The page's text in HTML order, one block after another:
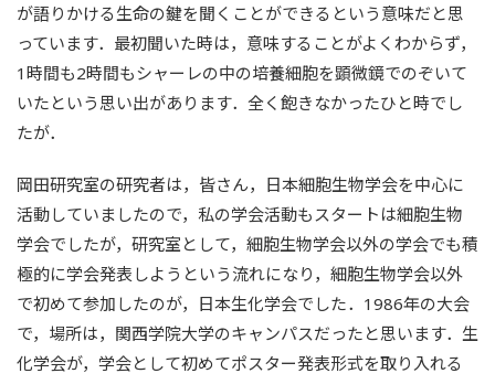
が語りかける生命の鍵を聞くことができるという意味だと思
っています．最初聞いた時は，意味することがよくわからず，
1時間も2時間もシャーレの中の培養細胞を顕微鏡でのぞいて
いたという思い出があります．全く飽きなかったひと時でし
たが．
岡田研究室の研究者は，皆さん，日本細胞生物学会を中心に
活動していましたので，私の学会活動もスタートは細胞生物
学会でしたが，研究室として，細胞生物学会以外の学会でも積
極的に学会発表しようという流れになり，細胞生物学会以外
で初めて参加したのが，日本生化学会でした．1986年の大会
で，場所は，関西学院大学のキャンパスだったと思います．生
化学会が，学会として初めてポスター発表形式を取り入れる